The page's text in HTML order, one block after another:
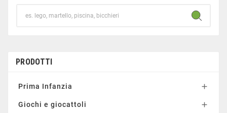
PRODOTTI
Prima Infanzia 
Giochi e giocattoli 